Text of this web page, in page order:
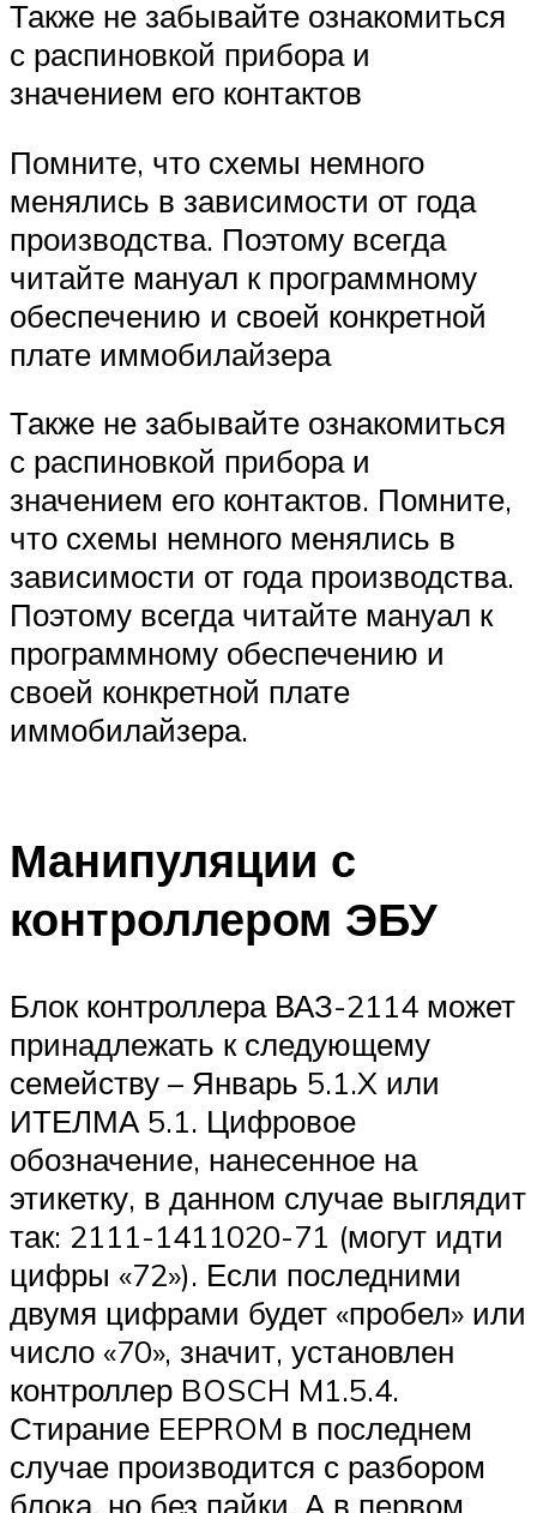
Также не забывайте ознакомиться
с распиновкой прибора и
значением его контактов
Помните, что схемы немного
менялись в зависимости от года
производства. Поэтому всегда
читайте мануал к программному
обеспечению и своей конкретной
плате иммобилайзера
Также не забывайте ознакомиться
с распиновкой прибора и
значением его контактов. Помните,
что схемы немного менялись в
зависимости от года производства.
Поэтому всегда читайте мануал к
программному обеспечению и
своей конкретной плате
иммобилайзера.
Манипуляции с
контроллером ЭБУ
Блок контроллера ВАЗ-2114 может
принадлежать к следующему
семейству – Январь 5.1.X или
ИТЕЛМА 5.1. Цифровое
обозначение, нанесенное на
этикетку, в данном случае выглядит
так: 2111-1411020-71 (могут идти
цифры «72»). Если последними
двумя цифрами будет «пробел» или
число «70», значит, установлен
контроллер BOSCH M1.5.4.
Стирание EEPROM в последнем
случае производится с разбором
блока, но без пайки. А в первом